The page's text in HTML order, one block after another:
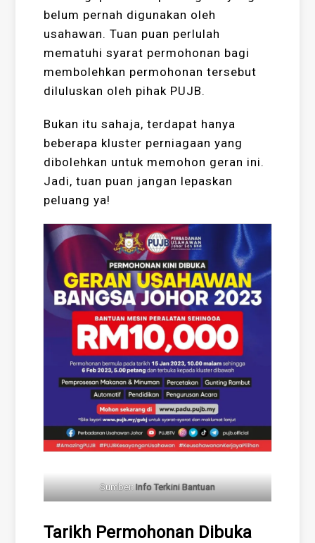
belum pernah digunakan oleh
usahawan. Tuan puan perlulah
mematuhi syarat permohonan bagi
membolehkan permohonan tersebut
diluluskan oleh pihak PUJB.
Bukan itu sahaja, terdapat hanya
beberapa kluster perniagaan yang
dibolehkan untuk memohon geran ini.
Jadi, tuan puan jangan lepaskan
peluang ya!
Sumber:Info Terkini Bantuan
Tarikh Permohonan Dibuka